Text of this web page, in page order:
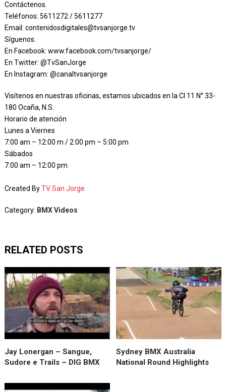
Contáctenos.
Teléfonos: 5611272 / 5611277
Email: contenidosdigitales@tvsanjorge.tv
Síguenos.
En Facebook: www.facebook.com/tvsanjorge/
En Twitter: @TvSanJorge
En Instagram: @canaltvsanjorge
Visítenos en nuestras oficinas, estamos ubicados en la Cl 11 N° 33-
180 Ocaña, N.S.
Horario de atención
Lunes a Viernes
7:00 am – 12:00 m / 2:00 pm – 5:00 pm
Sábados
7:00 am – 12:00 pm
Created ByTV San Jorge
Category: BMX Videos
RELATED POSTS
Jay Lonergan – Sangue,
Sudore e Trails – DIG BMX
Sydney BMX Australia
National Round Highlights